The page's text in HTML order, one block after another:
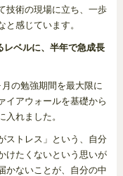
術の現場に立ち、一歩
感じています。
ベルに、半年で急成長
の勉強期間を最大限に
イアウォールを基礎から
れました。
ストレス」という、自分
けたくないという思いが
かないことが、自分の中